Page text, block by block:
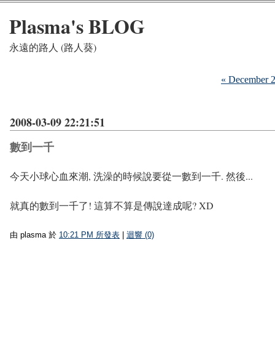
Plasma's BLOG
永遠的路人 (路人葵)
« December
2008-03-09 22:21:51
數到一千
今天小球心血來潮, 洗澡的時候說要從一數到一千. 然後...
就真的數到一千了! 這算不算是傳說達成呢? XD
由 plasma 於 10:21 PM 所發表 迴響 (0)